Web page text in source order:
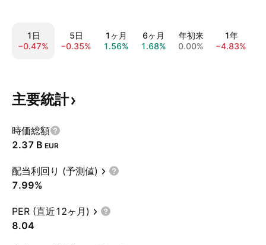
1日
−0.47%
5日
−0.35%
1ヶ月
1.56%
6ヶ月
1.68%
年初来
0.00%
1年
−4.83%
主要統計
時価総額
‪2.37 B‬ EUR
配当利回り (予測値)
7.99%
PER (直近12ヶ月)
8.04